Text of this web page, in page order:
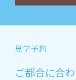
ご都合に合